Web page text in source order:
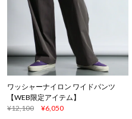
ワッシャーナイロン ワイドパンツ
【WEB限定アイテム】
¥12,100
¥6,050